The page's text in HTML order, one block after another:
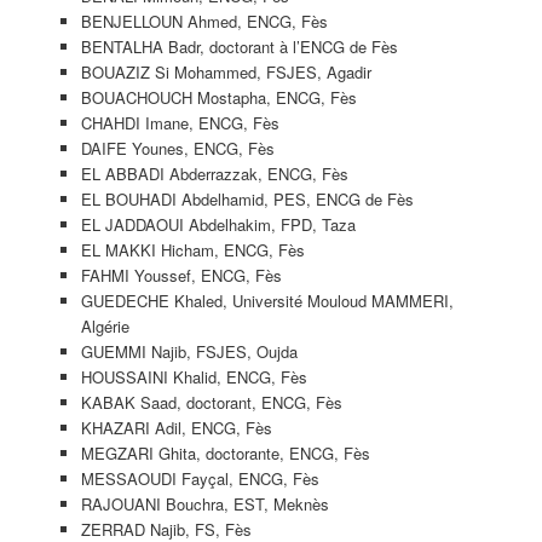
BENJELLOUN Ahmed, ENCG, Fès
BENTALHA Badr, doctorant à l’ENCG de Fès
BOUAZIZ Si Mohammed, FSJES, Agadir
BOUACHOUCH Mostapha, ENCG, Fès
CHAHDI Imane, ENCG, Fès
DAIFE Younes, ENCG, Fès
EL ABBADI Abderrazzak, ENCG, Fès
EL BOUHADI Abdelhamid, PES, ENCG de Fès
EL JADDAOUI Abdelhakim, FPD, Taza
EL MAKKI Hicham, ENCG, Fès
FAHMI Youssef, ENCG, Fès
GUEDECHE Khaled, Université Mouloud MAMMERI,
Algérie
GUEMMI Najib, FSJES, Oujda
HOUSSAINI Khalid, ENCG, Fès
KABAK Saad, doctorant, ENCG, Fès
KHAZARI Adil, ENCG, Fès
MEGZARI Ghita, doctorante, ENCG, Fès
MESSAOUDI Fayçal, ENCG, Fès
RAJOUANI Bouchra, EST, Meknès
ZERRAD Najib, FS, Fès